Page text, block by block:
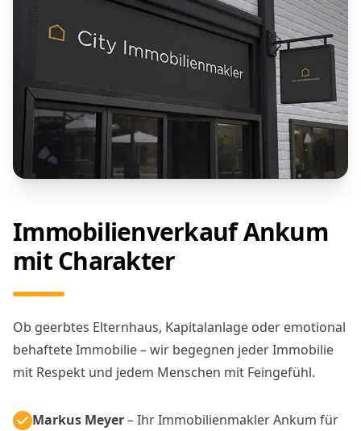
Immobilienverkauf Ankum
mit Charakter
Ob geerbtes Elternhaus, Kapitalanlage oder emotional
behaftete Immobilie – wir begegnen jeder Immobilie
mit Respekt und jedem Menschen mit Feingefühl.
Markus Meyer– Ihr Immobilienmakler Ankum für